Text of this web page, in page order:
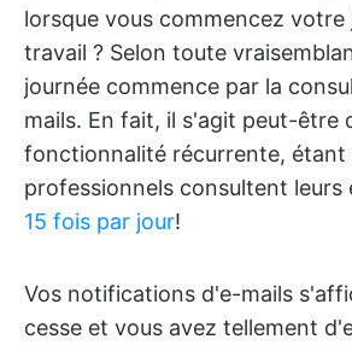
lorsque vous commencez votre
travail ? Selon toute
journée commence par la
mails. En fait, il s'agit peut-être
fonctionnalité récurrente, étant
professionnels consultent leurs
15 fois par jour!
Vos notifications d'e-mails
cesse et vous avez tellement